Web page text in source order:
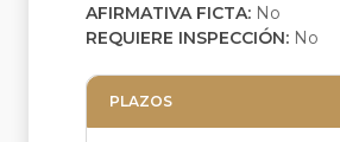
AFIRMATIVA FICTA: No
REQUIERE INSPECCIÓN: No
PLAZOS